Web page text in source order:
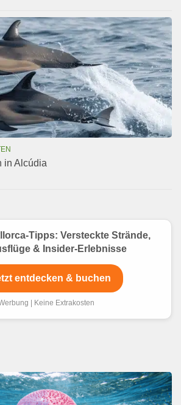
in Alcúdia
Tipps: Versteckte Strände,
& Insider-Erlebnisse
entdecken & buchen
| Keine Extrakosten